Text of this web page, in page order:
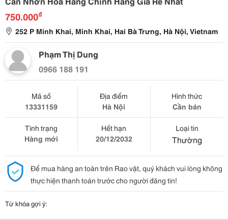
750.000₫
252 P Minh Khai, Minh Khai, Hai Bà Trưng, Hà Nội, Vietnam
Phạm Thị Dung
0966 188 191
Mã số
13331159
Địa điểm
Hà Nội
Hình thức
Cần bán
Tình trạng
Hàng mới
Hết hạn
20/12/2032
Loại tin
Thường
Để mua hàng an toàn trên Rao vặt, quý khách vui lòng không
thực hiện thanh toán trước cho người đăng tin!
Từ khóa gợi ý: